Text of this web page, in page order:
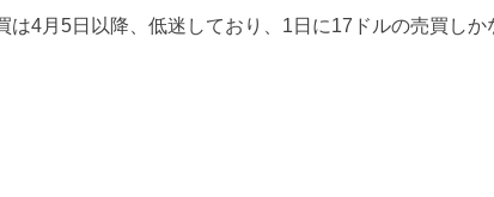
は4月5日以降、低迷しており、1日に17ドルの売買しか